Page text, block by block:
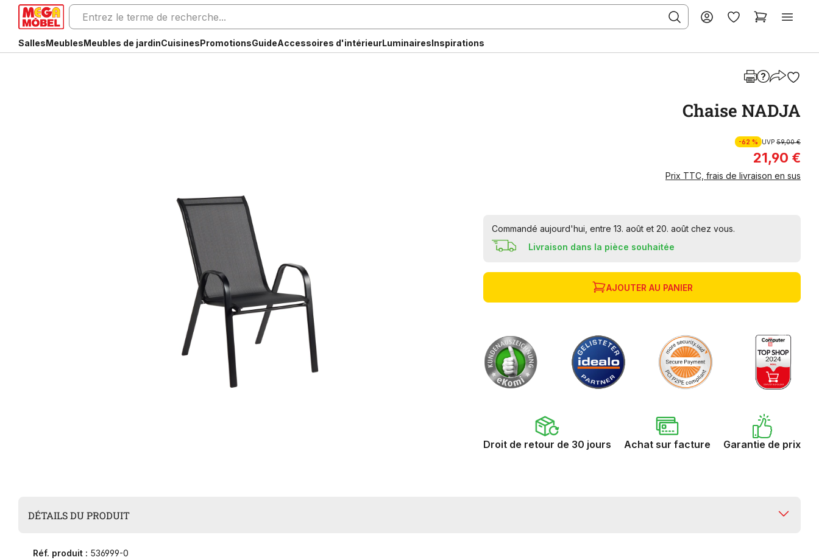
SallesMeublesMeubles de jardinCuisinesPromotionsGuideAccessoires d'intérieurLuminairesInspirations
Chaise NADJA
-62 % UVP 59,00 €
21,90 €
Prix TTC, frais de livraison en sus
Commandé aujourd'hui, entre 13. août et 20. août chez vous.
Livraison dans la pièce souhaitée
AJOUTER AU PANIER
Droit de retour de 30 jours Achat sur facture Garantie de prix
DÉTAILS DU PRODUIT
Réf. produit : 536999-0